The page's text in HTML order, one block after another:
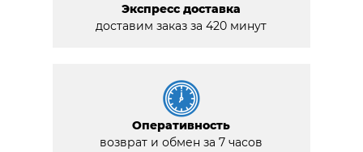
Экспресс доставка
доставим заказ за 420 минут
Оперативность
возврат и обмен за 7 часов